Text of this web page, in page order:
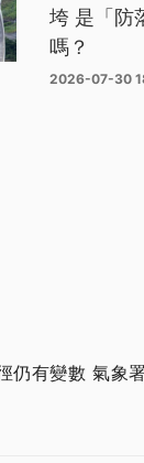
垮 是「防
嗎？
2026-07-30
仍有變數 氣象